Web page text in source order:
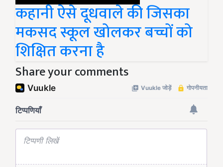
कहानी ऐसे दूधवाले की जिसका
मकसद स्कूल खोलकर बच्चों को
शिक्षित करना है
Share your comments